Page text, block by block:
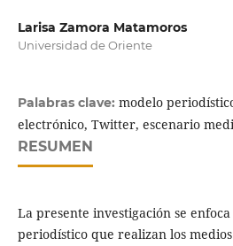
Larisa Zamora Matamoros
Universidad de Oriente
Palabras clave: modelo
electrónico, Twitter, escenario
RESUMEN
La presente investigación se
periodístico que realizan los